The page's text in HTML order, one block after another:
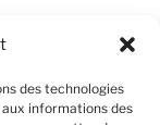
des technologies
informations des